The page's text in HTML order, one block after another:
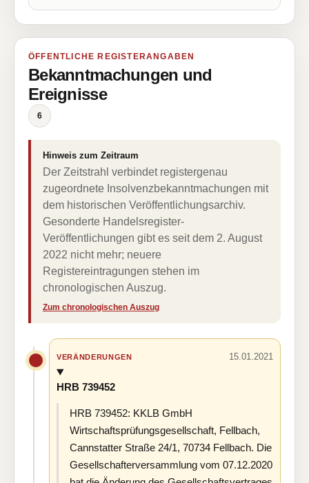
ÖFFENTLICHE REGISTERANGABEN
Bekanntmachungen und
Ereignisse
6
Hinweis zum Zeitraum
Der Zeitstrahl verbindet registergenau
zugeordnete Insolvenzbekanntmachungen mit
dem historischen Veröffentlichungsarchiv.
Gesonderte Handelsregister-
Veröffentlichungen gibt es seit dem 2. August
2022 nicht mehr; neuere
Registereintragungen stehen im
chronologischen Auszug.
Zum chronologischen Auszug
VERÄNDERUNGEN 15.01.2021
HRB 739452
HRB 739452: KKLB GmbH
Wirtschaftsprüfungsgesellschaft, Fellbach,
Cannstatter Straße 24/1, 70734 Fellbach. Die
Gesellschafterversammlung vom 07.12.2020